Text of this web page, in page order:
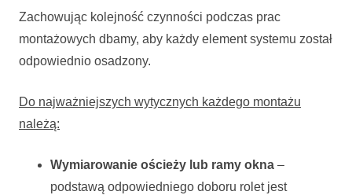
Zachowując kolejność czynności podczas prac
montażowych dbamy, aby każdy element systemu został
odpowiednio osadzony.
Do najważniejszych wytycznych każdego montażu
należą:
Wymiarowanie ościeży lub ramy okna –
podstawą odpowiedniego doboru rolet jest